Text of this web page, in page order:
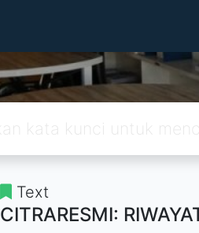
Text
CITRARESMI: